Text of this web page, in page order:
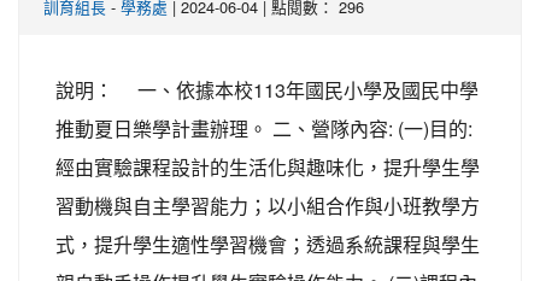
訓育組長 - 學務處 | 2024-06-04 | 點閱數： 296
說明： 一、依據本校113年國民小學及國民中學
推動夏日樂學計畫辦理。 二、營隊內容: (一)目的:
經由實驗課程設計的生活化與趣味化，提升學生學
習動機與自主學習能力；以小組合作與小班教學方
式，提升學生適性學習機會；透過系統課程與學生